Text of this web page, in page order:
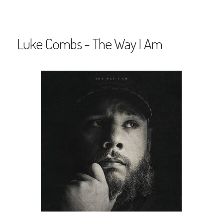
Luke Combs - The Way I Am